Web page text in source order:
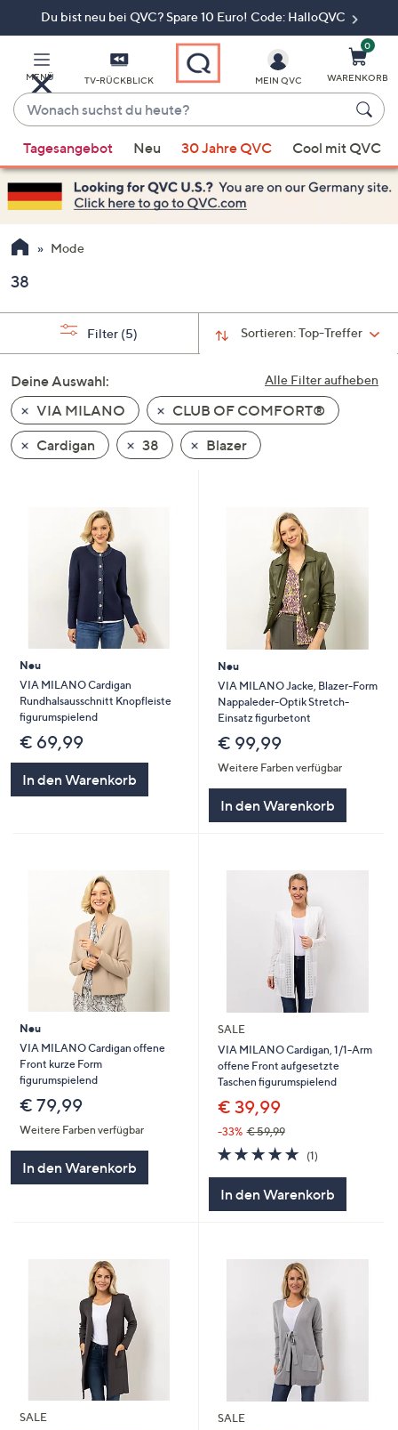
Du bist neu bei QVC? Spare 10 Euro! Code: HalloQVC
MENÜ TV-RÜCKBLICK
Wonach
suchst
du
heute?
Vorschläge
verfügbar
sind,
verwenden
Sie
Pfeiltasten
nach
und
nach
unten
oder
wischen
Sie
diese
anzuzeigen.
MEIN QVC
0
WARENKORB
Tagesangebot Neu 30 Jahre QVC Cool mit QVC
Mode
38
Sortieren:Top-Treffer
Filter (5)
Alle Filter aufheben
Deine Auswahl:
VIA MILANO
CLUB OF COMFORT®
Cardigan
38 Blazer
Neu
VIA MILANO Cardigan
Rundhalsausschnitt Knopfleiste
figurumspielend
€ 69,99
In den Warenkorb
Neu
VIA MILANO Jacke, Blazer-Form
Nappaleder-Optik Stretch-
Einsatz figurbetont
€ 99,99
Weitere Farben verfügbar
In den Warenkorb
Neu
VIA MILANO Cardigan offene
Front kurze Form
figurumspielend
€ 79,99
Weitere Farben verfügbar
In den Warenkorb
SALE
VIA MILANO Cardigan, 1/1-Arm
offene Front aufgesetzte
Taschen figurumspielend
€ 39,99
-33% € 59,99
5.0
von
(1)1
In den Warenkorb
SALE
SALE